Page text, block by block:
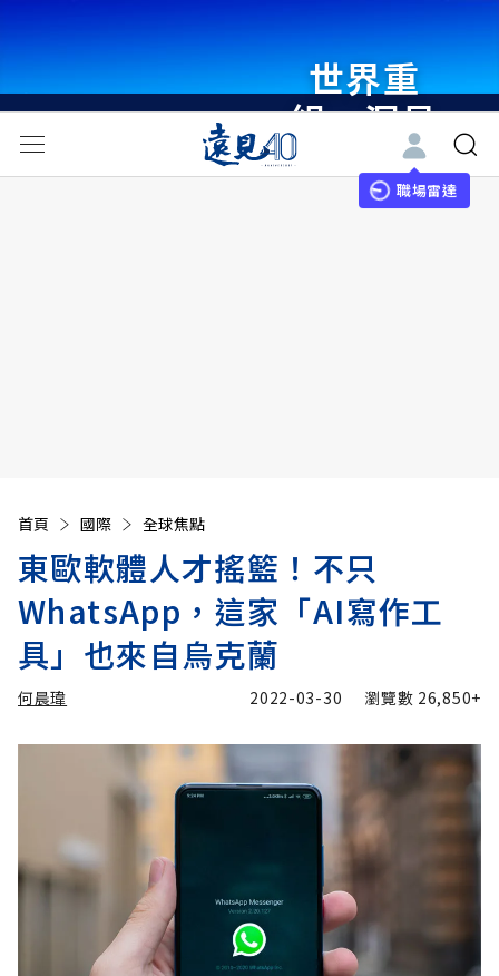
世界重
組・洞見
未來 與
世界領袖
職場雷達
首頁 國際 全球焦點
東歐軟體人才搖籃！不只
WhatsApp，這家「AI寫作工
具」也來自烏克蘭
何晨瑋 2022-03-30 瀏覽數 26,850+